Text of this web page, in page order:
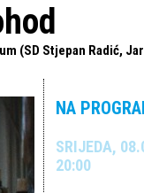
(SD Stjepan Radić,
NA
SRIJEDA,
20:00